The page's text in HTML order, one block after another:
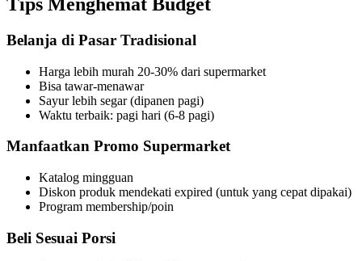
Belanja di Pasar Tradisional
Harga lebih murah 20-30% dari supermarket
Bisa tawar-menawar
Sayur lebih segar (dipanen pagi)
Waktu terbaik: pagi hari (6-8 pagi)
Manfaatkan Promo Supermarket
Katalog mingguan
Diskon produk mendekati expired (untuk yang cepat dipakai)
Program membership/poin
Beli Sesuai Porsi